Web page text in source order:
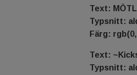
Text:
Typsnitt:
Färg: rgb(0,
Text:
Typsnitt: